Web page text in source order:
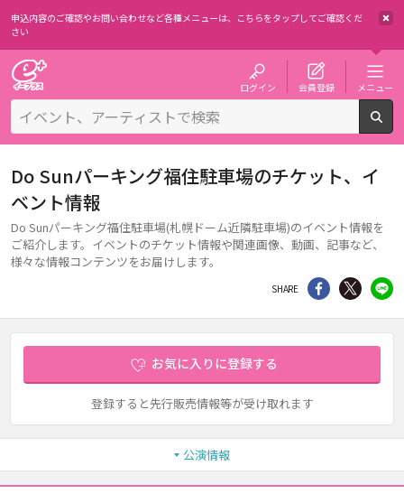
申込内容のご確認やお問い合わせなど各種メニューは、 こちらをタップしてご確認くだ
さい
ログイン 会員登録 メニュー
Do Sunパーキング福住駐車場のチケット、イ
ベント情報
Do Sunパーキング福住駐車場(札幌ドーム近隣駐車場)のイベント情報を
ご紹介します。イベントのチケット情報や関連画像、動画、記事など、
様々な情報コンテンツをお届けします。
SHARE シェア Twitter
お気に入りに登録する
登録すると先行販売情報等が受け取れます
公演情報